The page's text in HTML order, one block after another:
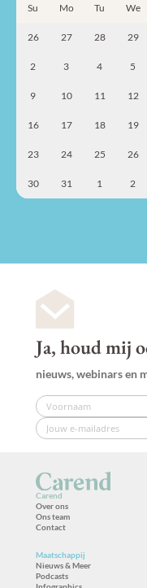
Su Mo Tu We
26 27 28 29
2 3 4 5
9 10 11 12
16 17 18 19
23 24 25 26
30 31 1 2
Ja, houd mij
nieuws, webinars en
Carend
Over ons
Ons team
Contact
Maatschappij
Nieuws & Meer
Podcasts
Infographics